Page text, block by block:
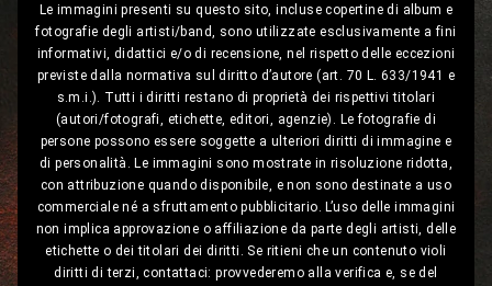
Le immagini presenti su questo sito, incluse copertine di album e
fotografie degli artisti/band, sono utilizzate esclusivamente a fini
informativi, didattici e/o di recensione, nel rispetto delle eccezioni
previste dalla normativa sul diritto d’autore (art. 70 L. 633/1941 e
s.m.i.). Tutti i diritti restano di proprietà dei rispettivi titolari
(autori/fotografi, etichette, editori, agenzie). Le fotografie di
persone possono essere soggette a ulteriori diritti di immagine e
di personalità. Le immagini sono mostrate in risoluzione ridotta,
con attribuzione quando disponibile, e non sono destinate a uso
commerciale né a sfruttamento pubblicitario. L’uso delle immagini
non implica approvazione o affiliazione da parte degli artisti, delle
etichette o dei titolari dei diritti. Se ritieni che un contenuto violi
diritti di terzi, contattaci: provvederemo alla verifica e, se del